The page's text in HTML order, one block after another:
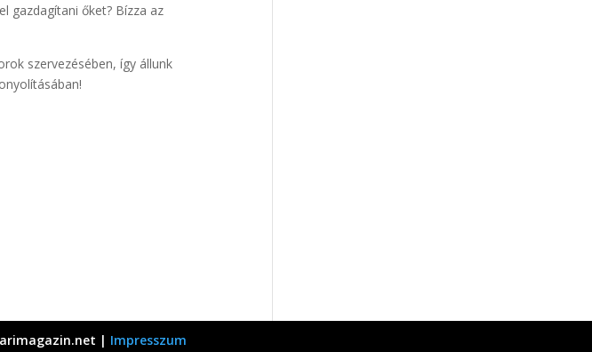
gazdagítani őket? Bízza az
szervezésében, így állunk
| Impresszum